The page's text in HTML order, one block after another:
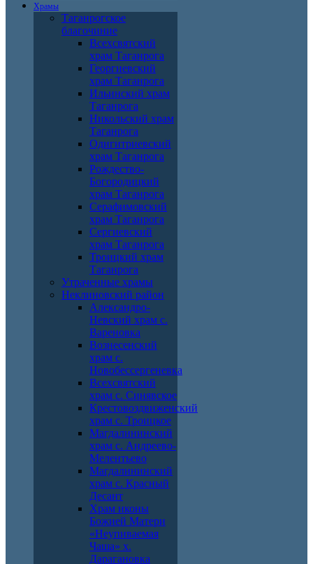
Храмы
Таганрогское
благочиние
Всехсвятский
храм Таганрога
Георгиевский
храм Таганрога
Ильинский храм
Таганрога
Никольский храм
Таганрога
Одигитриевский
храм Таганрога
Рождество-
Богородицкий
храм Таганрога
Серафимовский
храм Таганрога
Сергиевский
храм Таганрога
Троицкий храм
Таганрога
Утраченные храмы
Неклиновский район
Александро-
Невский храм с.
Вареновка
Вознесенский
храм с.
Новобессергеневка
Всехсвятский
храм с. Синявское
Крестовоздвиженский
храм с. Троицкое
Магдалининский
храм с. Андреево-
Мелентьево
Магдалининский
храм с. Красный
Десант
Храм иконы
Божией Матери
«Неупиваемая
Чаша» х.
Дарагановка